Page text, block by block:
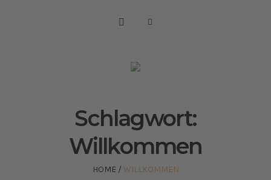
Schlagwort:
Willkommen
HOME / WILLKOMMEN